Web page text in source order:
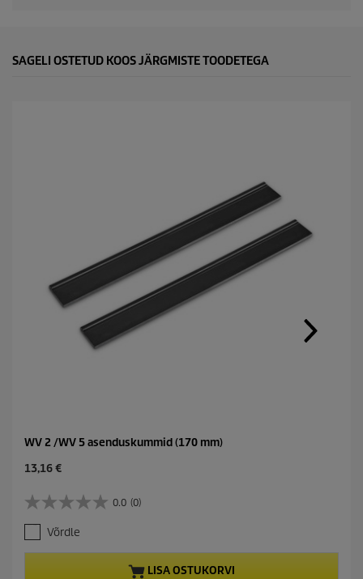
i
SAGELI OSTETUD KOOS JÄRGMISTE TOODETEGA
WV 2 /WV 5 asenduskummid (170 mm)
C
r
e
n
t
13,16 €
0.0 (0)
0
.
0
/
Võrdle
LISA OSTUKORVI